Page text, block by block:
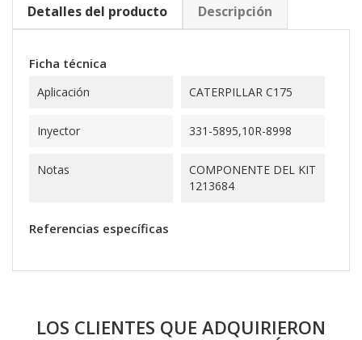
Detalles del producto Descripción
Ficha técnica
Aplicación CATERPILLAR C175
Inyector 331-5895,10R-8998
Notas
COMPONENTE DEL KIT
1213684
Referencias específicas
LOS CLIENTES QUE ADQUIRIERON